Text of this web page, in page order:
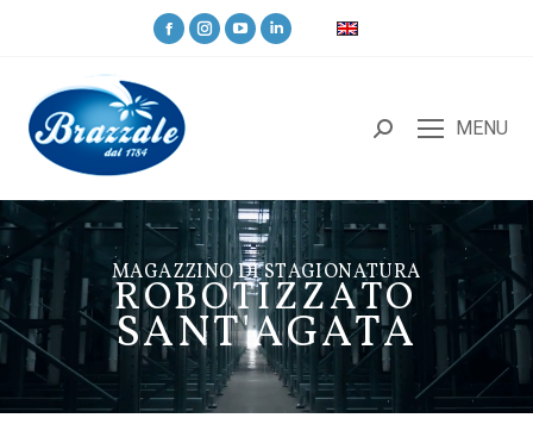
MENU
SANT'AGATA
MAGAZZINODISTAGIONATURA
ROBOTIZZATO